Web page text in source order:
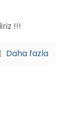
!!!
Daha fazla